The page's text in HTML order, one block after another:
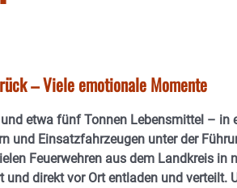
– Viele emotionale Momente
etwa fünf Tonnen Lebensmittel –
und Einsatzfahrzeugen unter der
Feuerwehren aus dem Landkreis in
direkt vor Ort entladen und verteilt.